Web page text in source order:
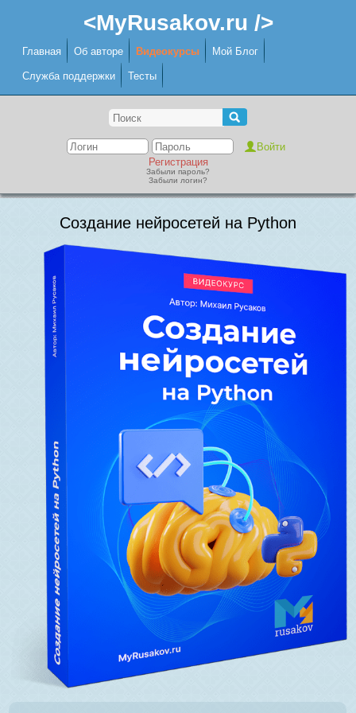
<MyRusakov.ru />
Главная Об авторе Видеокурсы Мой Блог
Служба поддержки Тесты
Регистрация
Забыли пароль?
Забыли логин?
Создание нейросетей на Python